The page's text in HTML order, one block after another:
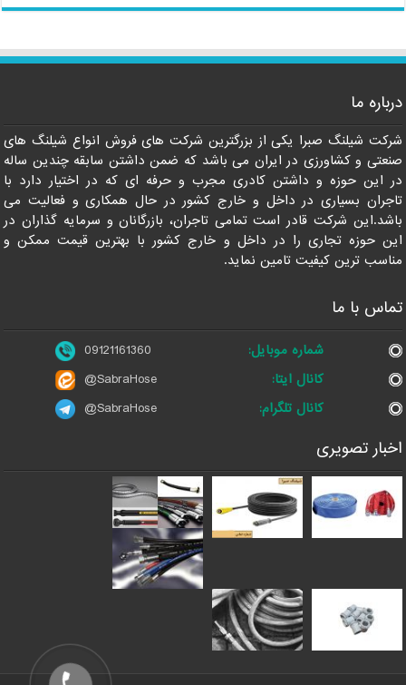
درباره ما
شرکت شیلنگ صبرا یکی از بزرگترین شرکت های فروش انواع شیلنگ های
صنعتی و کشاورزی در ایران می باشد که ضمن داشتن سابقه چندین ساله
در این حوزه و داشتن کادری مجرب و حرفه ای که در اختیار دارد با
تاجران بسیاری در داخل و خارج کشور در حال همکاری و فعالیت می
باشد.این شرکت قادر است تمامی تاجران، بازرگانان و سرمایه گذاران در
این حوزه تجاری را در داخل و خارج کشور با بهترین قیمت ممکن و
مناسب ترین کیفیت تامین نماید.
تماس با ما
شماره موبایل:
09121161360
کانال ایتا:
@SabraHose
کانال تلگرام:
@SabraHose
اخبار تصویری
09121161360